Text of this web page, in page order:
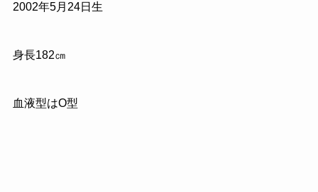
2002年5月24日生
身長182㎝
血液型はO型